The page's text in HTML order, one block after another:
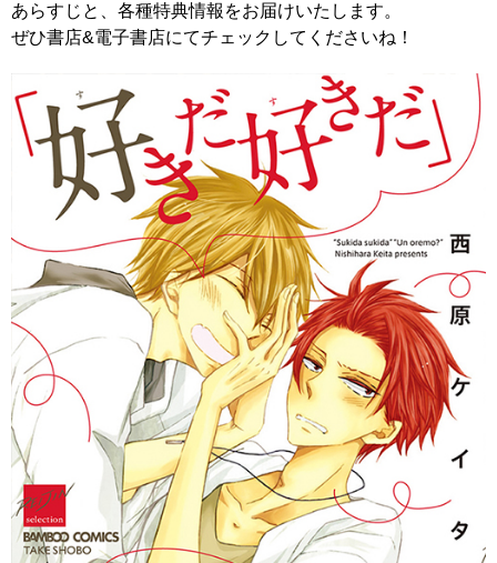
あらすじと、各種特典情報をお届けいたします。
ぜひ書店&電子書店にてチェックしてくださいね！